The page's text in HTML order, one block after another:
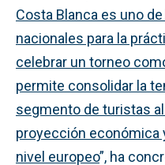
Costa Blanca es uno
nacionales para la
celebrar un torneo
permite consolidar la
segmento de turistas al
proyección económica
nivel europeo”, ha